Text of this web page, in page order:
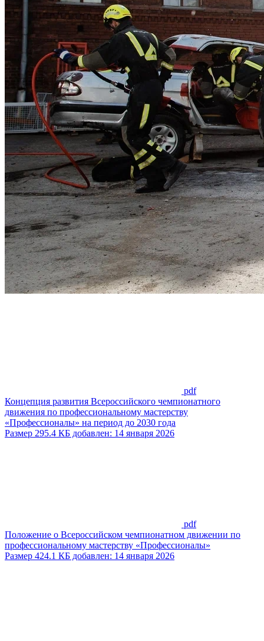
pdf
Концепция развития Всероссийского чемпионатного
движения по профессиональному мастерству
«Профессионалы» на период до 2030 года
Размер 295.4 КБ добавлен: 14 января 2026
pdf
Положение о Всероссийском чемпионатном движении по
профессиональному мастерству «Профессионалы»
Размер 424.1 КБ добавлен: 14 января 2026